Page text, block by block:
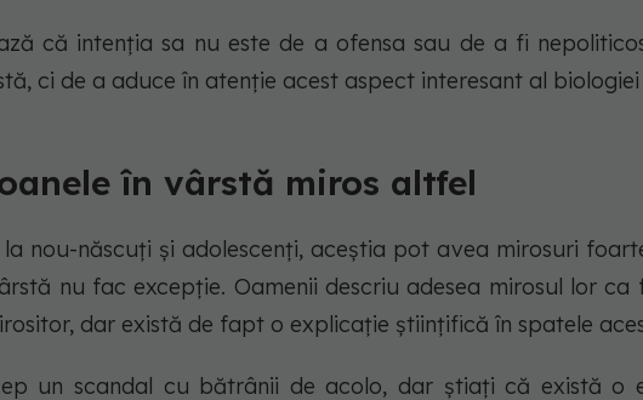
că intenția sa nu este de a ofensa sau de a fi
ci de a aduce în atenție acest aspect interesant al biologiei
în vârstă miros altfel
nou-născuți și adolescenți, aceștia pot avea mirosuri
nu fac excepție. Oamenii descriu adesea mirosul lor ca
dar există de fapt o explicație științifică în spatele
un scandal cu bătrânii de acolo, dar știați că există o